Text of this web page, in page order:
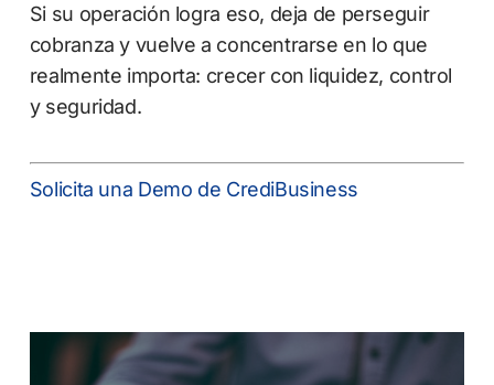
Si su operación logra eso, deja de perseguir
cobranza y vuelve a concentrarse en lo que
realmente importa: crecer con liquidez, control
y seguridad.
Solicita una Demo de CrediBusiness